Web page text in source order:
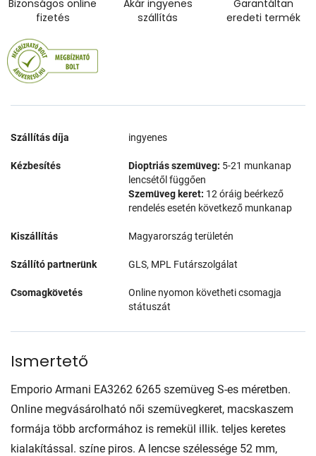
Bizonságos online
fizetés
Akár ingyenes
szállítás
Garantáltan
eredeti termék
Szállítás díja ingyenes
Kézbesítés Dioptriás szemüveg: 5-21 munkanap
lencsétől függően
Szemüveg keret: 12 óráig beérkező
rendelés esetén következő munkanap
Kiszállítás Magyarország területén
Szállító partnerünk GLS, MPL Futárszolgálat
Csomagkövetés
Online nyomon követheti csomagja
státuszát
Ismertető
Emporio Armani EA3262 6265 szemüveg S-es méretben.
Online megvásárolható női szemüvegkeret, macskaszem
formája több arcformához is remekül illik. teljes keretes
kialakítással. színe piros. A lencse szélessége 52 mm,